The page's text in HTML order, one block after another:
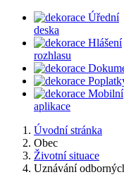
Úřední
deska
Hlášení
rozhlasu
Mobilní
aplikace
Úvodní stránka
Obec
Životní situace
Uznávání